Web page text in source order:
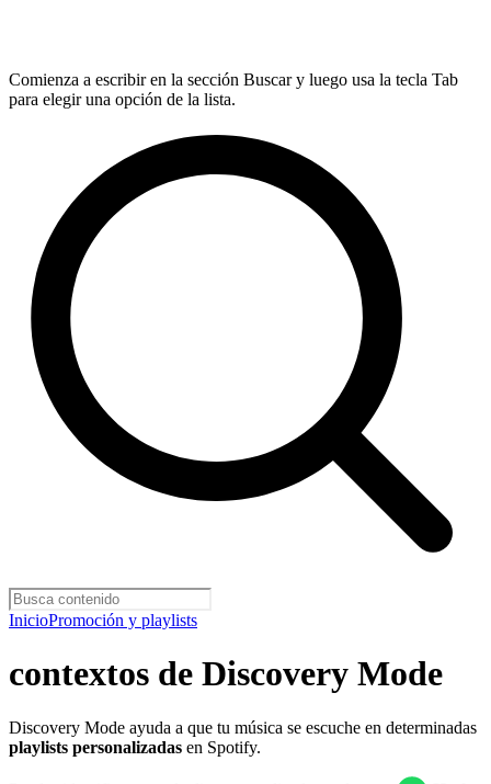
Comienza a escribir en la sección Buscar y luego usa la tecla Tab
para elegir una opción de la lista.
InicioPromoción y playlists
contextos de Discovery Mode
Discovery Mode ayuda a que tu música se escuche en determinadas
playlists personalizadas en Spotify.